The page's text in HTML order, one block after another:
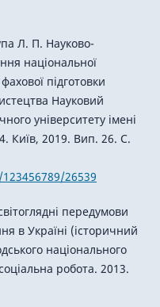
Л. П. Науково-
національної
підготовки
Науковий
університету імені
Київ, 2019. Вип. 26. C.
26539
передумови
в Україні (історичний
національного
робота. 2013.